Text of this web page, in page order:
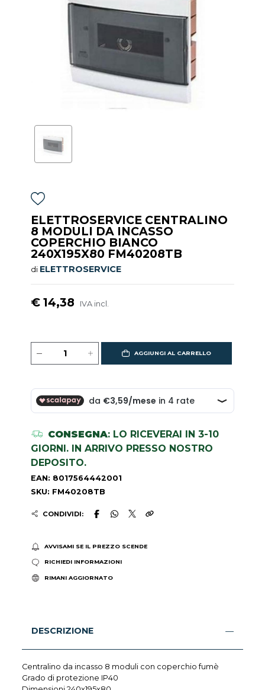
ELETTROSERVICE CENTRALINO
8 MODULI DA INCASSO
COPERCHIO BIANCO
240X195X80 FM40208TB
di ELETTROSERVICE
€ 14,38 IVA incl.
AGGIUNGI AL CARRELLO
CONSEGNA: LO RICEVERAI IN 3-10
GIORNI. IN ARRIVO PRESSO NOSTRO
DEPOSITO.
EAN: 8017564442001
SKU: FM40208TB
CONDIVIDI:
AVVISAMI SE IL PREZZO SCENDE
RICHIEDI INFORMAZIONI
RIMANI AGGIORNATO
DESCRIZIONE
Centralino da incasso 8 moduli con coperchio fumè
Grado di protezione IP40